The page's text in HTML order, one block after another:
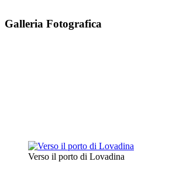
Galleria Fotografica
Verso il porto di Lovadina